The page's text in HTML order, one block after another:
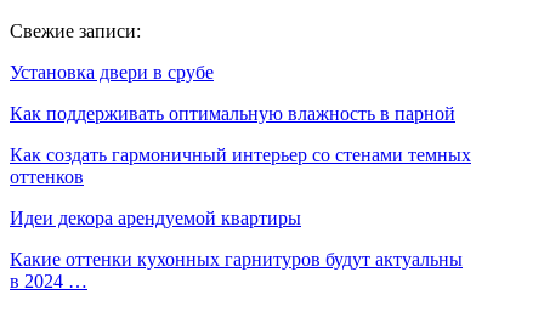
Свежие записи:
Установка двери в срубе
Как поддерживать оптимальную влажность в парной
Как создать гармоничный интерьер со стенами темных
оттенков
Идеи декора арендуемой квартиры
Какие оттенки кухонных гарнитуров будут актуальны
в 2024 …